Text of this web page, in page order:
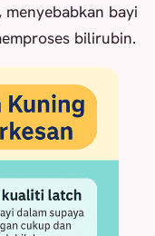
bayi
bilirubin.